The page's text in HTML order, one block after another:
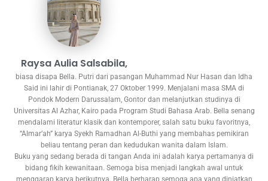
Raysa Aulia Salsabila,
biasa disapa Bella. Putri dari pasangan Muhammad Nur Hasan dan Idha
Said ini lahir di Pontianak, 27 Oktober 1999. Menjalani masa SMA di
Pondok Modern Darussalam, Gontor dan melanjutkan studinya di
Universitas Al Azhar, Kairo pada Program Studi Bahasa Arab. Bella senang
mendalami literatur klasik dan kontemporer, salah satu buku favoritnya,
“Almar’ah” karya Syekh Ramadhan Al-Buthi yang membahas pemikiran
beliau tentang peran dan kedudukan wanita dalam Islam.
Buku yang sedang berada di tangan Anda ini adalah karya pertamanya di
bidang fikih kewanitaan. Semoga bisa menjadi langkah awal untuk
menggarap karya berikutnya. Bella berharap semoga apa yang diniatkan